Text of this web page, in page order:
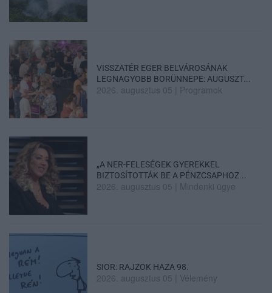
VISSZATÉR EGER BELVÁROSÁNAK
LEGNAGYOBB BORÜNNEPE: AUGUSZT...
2026. augusztus 05 Programok
„A NER-FELESÉGEK GYEREKKEL
BIZTOSÍTOTTÁK BE A PÉNZCSAPHOZ...
2026. augusztus 05 Mindenki ügye
SIOR: RAJZOK HAZA 98.
2026. augusztus 05 Vélemény